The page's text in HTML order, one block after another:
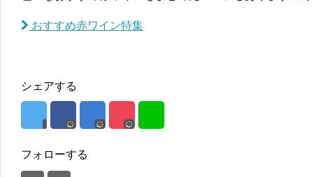
おすすめ赤ワイン特集
シェアする
フォローする